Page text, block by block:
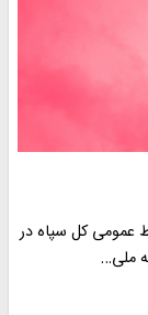
کل سپاه در